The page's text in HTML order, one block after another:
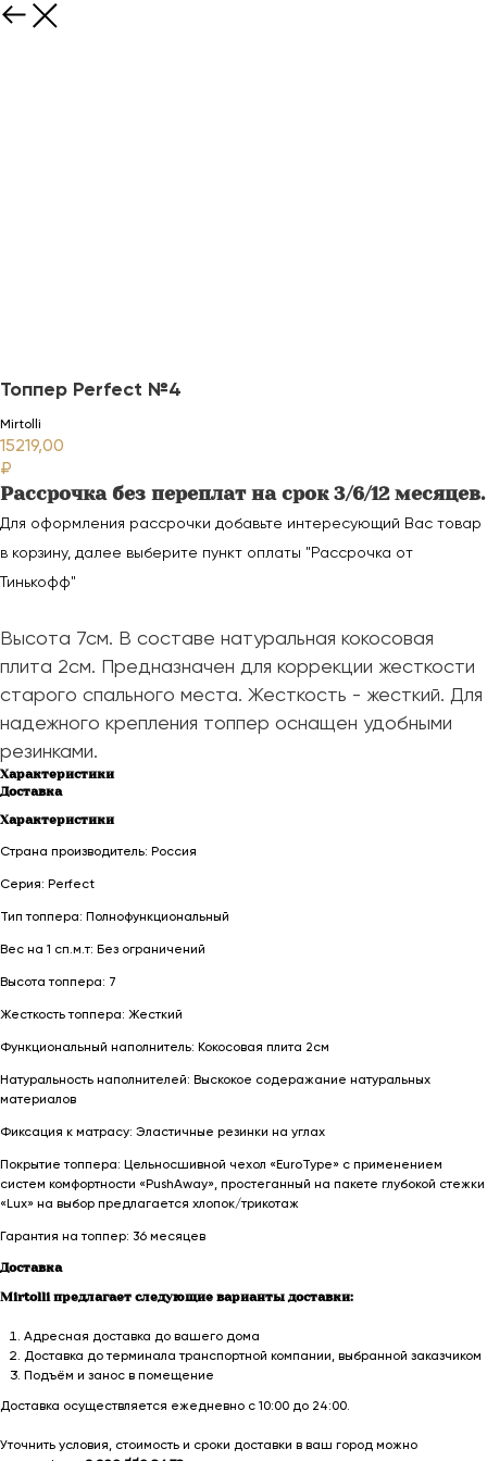
Топпер Perfect №4
Mirtolli
15219,00
₽
Рассрочка без переплат на срок 3/6/12 месяцев.
Для оформления рассрочки добавьте интересующий Вас товар
в корзину, далее выберите пункт оплаты "Рассрочка от
Тинькофф"
Высота 7см. В составе натуральная кокосовая
плита 2см. Предназначен для коррекции жесткости
старого спального места. Жесткость - жесткий. Для
надежного крепления топпер оснащен удобными
резинками.
Характеристики
Доставка
Характеристики
Страна производитель: Россия
Серия: Perfect
Тип топпера: Полнофункциональный
Вес на 1 сп.м.т: Без ограничений
Высота топпера: 7
Жесткость топпера: Жесткий
Функциональный наполнитель: Кокосовая плита 2см
Натуральность наполнителей: Выскокое содеражание натуральных
материалов
Фиксация к матрасу: Эластичные резинки на углах
Покрытие топпера: Цельносшивной чехол «EuroType» c применением
систем комфортности «PushAway», простеганный на пакете глубокой стежки
«Lux» на выбор предлагается хлопок/трикотаж
Гарантия на топпер: 36 месяцев
Доставка
Mirtolli предлагает следующие варианты доставки:
Адресная доставка до вашего дома
Доставка до терминала транспортной компании, выбранной заказчиком
Подъём и занос в помещение
Доставка осуществляется ежедневно с 10:00 до 24:00.
Уточнить условия, стоимость и сроки доставки в ваш город можно